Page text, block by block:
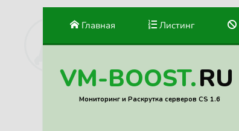
Главная Листинг
VM-BOOST.RU
Мониторинг и Раскрутка серверов CS 1.6